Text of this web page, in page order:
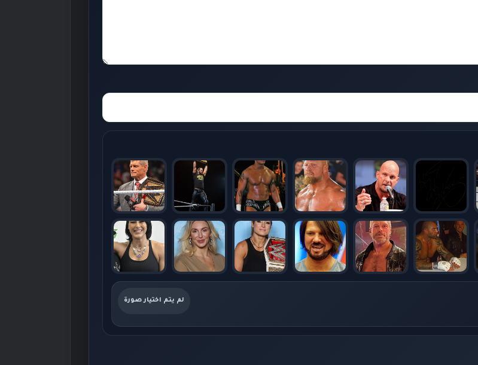
لم يتم اختيار صورة